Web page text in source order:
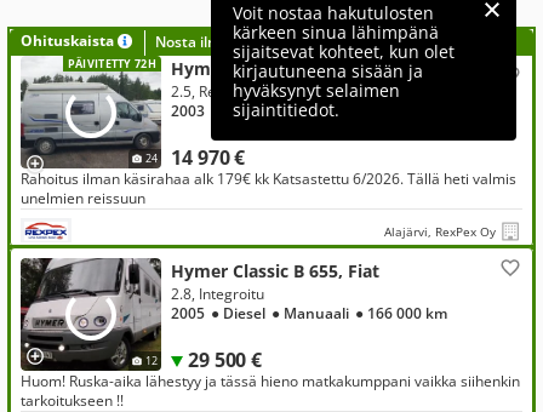
Voit nostaa hakutulosten
kärkeen sinua lähimpänä
sijaitsevat kohteet, kun olet
kirjautuneena sisään ja
hyväksynyt selaimen
sijaintitiedot.
Ohituskaista Nosta ilmoituksesi tähän?
PÄIVITETTY 72H
24
Hymer Pössl, Fiat
14 970 €
2.5, Retkeilyauto, Vaihto Rahoitus ilman käsirahaa
2003
● Diesel● Manuaali
Rahoitus ilman käsirahaa alk 179€ kk Katsastettu 6/2026. Tällä heti valmis
unelmien reissuun
Alajärvi, RexPex Oy
12
Hymer Classic B 655, Fiat
29 500 €
2.8, Integroitu
2005 ● Diesel ● Manuaali ● 166 000 km
Huom! Ruska-aika lähestyy ja tässä hieno matkakumppani vaikka siihenkin
tarkoitukseen !!